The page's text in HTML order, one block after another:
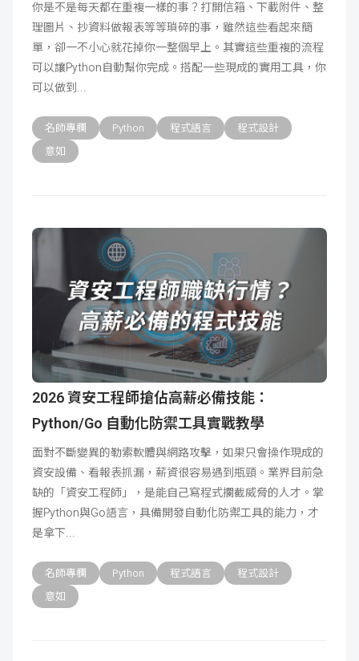
你是不是每天都在重複一樣的事？打開信箱、下載附件、整
理圖片、抄資料做報表等等瑣碎的事，雖然這些看起來簡
單，卻一不小心就花掉你一整個早上。其實這些重複的流程
可以讓Python自動幫你完成。搭配一些現成的實用工具，你
可以做到
名師專欄 Python 程式語言
程式設計
意如
2026 資安工程師搶佔高薪必備技能：
Python/Go 自動化防禦工具實戰教學
面對不斷變異的勒索軟體與網路攻擊，如果只會操作現成的
資安設備、看報表抓漏，薪資很容易遇到瓶頸。業界目前急
缺的「資安工程師」，是能自己寫程式攔截威脅的人才。掌
握Python與Go語言，具備開發自動化防禦工具的能力，才
是拿下
名師專欄 Python 程式語言
程式設計
意如